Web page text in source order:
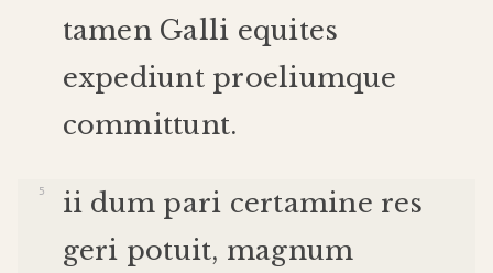
tamen Galli equites
expediunt proeliumque
committunt.
ii dum pari certamine res
geri potuit, magnum